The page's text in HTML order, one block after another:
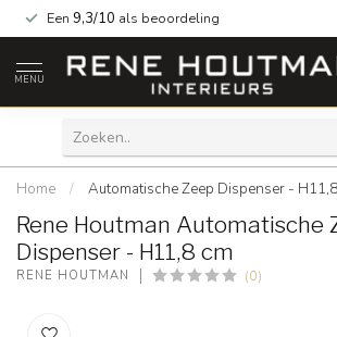
Een 9,3/10 als beoordeling
MENU
Home / Automatische Zeep Dispenser -
Rene Houtman Automatische
Dispenser - H11,8 cm
RENE HOUTMAN (0)